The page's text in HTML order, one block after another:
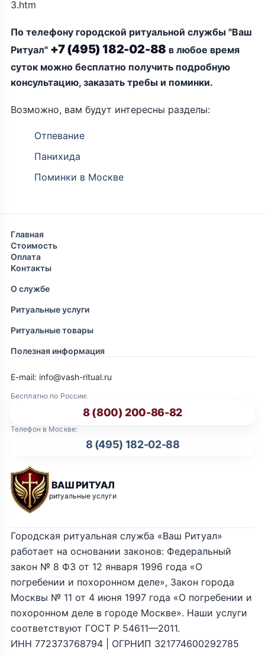
3.htm
По телефону городской ритуальной службы "Ваш
Ритуал" +7 (495) 182-02-88 в любое время
суток можно бесплатно получить подробную
консультацию, заказать требы и поминки.
Возможно, вам будут интересны разделы:
Отпевание
Панихида
Поминки в Москве
Главная
Стоимость
Оплата
Контакты
О службе
Ритуальные услуги
Ритуальные товары
Полезная информация
ВАШ РИТУАЛ
ритуальные услуги
Бесплатно по России:
8 (800) 200-86-82
Телефон в Москве:
8 (495) 182-02-88
E-mail: info@vash-ritual.ru
Городская ритуальная служба «Ваш Ритуал»
работает на основании законов: Федеральный
закон № 8 ФЗ от 12 января 1996 года «О
погребении и похоронном деле», Закон города
Москвы № 11 от 4 июня 1997 года «О погребении и
похоронном деле в городе Москве». Наши услуги
соответствуют ГОСТ Р 54611—2011.
ИНН 772373768794 | ОГРНИП 321774600292785